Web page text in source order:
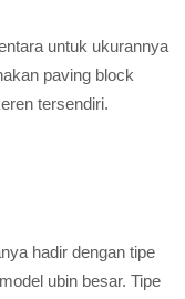
untuk ukurannya
paving block
tersendiri.
hadir dengan tipe
ubin besar. Tipe